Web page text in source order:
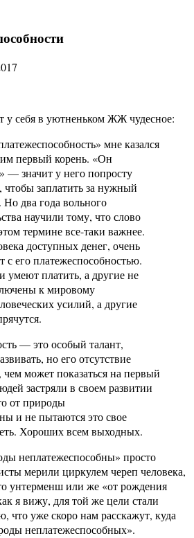
себя в уютненьком ЖЖ чудесное:
мне казался
первый корень. «Он
— значит у него попросту
чтобы заплатить за нужный
Но два года вольного
научили тому, что слово
термине все-таки важнее.
доступных денег, очень
с его платежеспособностью.
умеют платить, а другие не
к мировому
усилий, а другие
— это особый талант,
но его отсутствие
может показаться на первый
застряли в своем развитии
от природы
и не пытаются это свое
Хороших всем выходных.
неплатежеспособны» просто
мерили циркулем череп человека,
унтерменш или же «от рождения
я вижу, для той же цели стали
что уже скоро нам расскажут, куда
неплатежеспособных».